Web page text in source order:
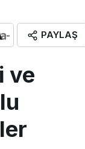
- PAYLAŞ
ve